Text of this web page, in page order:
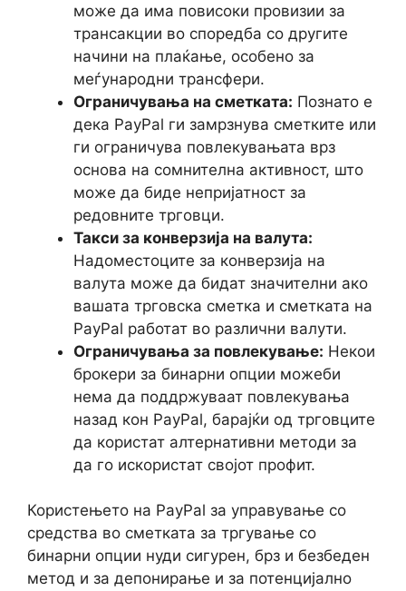
може да има повисоки провизии за
трансакции во споредба со другите
начини на плаќање, особено за
меѓународни трансфери.
Ограничувања на сметката: Познато е
дека PayPal ги замрзнува сметките или
ги ограничува повлекувањата врз
основа на сомнителна активност, што
може да биде непријатност за
редовните трговци.
Такси за конверзија на валута:
Надоместоците за конверзија на
валута може да бидат значителни ако
вашата трговска сметка и сметката на
PayPal работат во различни валути.
Ограничувања за повлекување: Некои
брокери за бинарни опции можеби
нема да поддржуваат повлекувања
назад кон PayPal, барајќи од трговците
да користат алтернативни методи за
да го искористат својот профит.
Користењето на PayPal за управување со
средства во сметката за тргување со
бинарни опции нуди сигурен, брз и безбеден
метод и за депонирање и за потенцијално